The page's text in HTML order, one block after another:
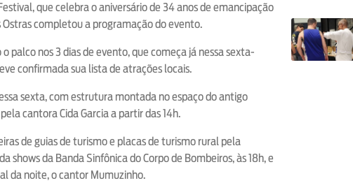
que celebra o aniversário de 34 anos de emancipação
completou a programação do evento.
palco nos 3 dias de evento, que começa já nessa sexta-
confirmada sua lista de atrações locais.
sexta, com estrutura montada no espaço do antigo
cantora Cida Garcia a partir das 14h.
de guias de turismo e placas de turismo rural pela
shows da Banda Sinfônica do Corpo de Bombeiros, às 18h, e
da noite, o cantor Mumuzinho.